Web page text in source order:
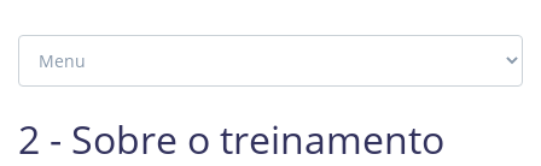
2 - Sobre o treinamento